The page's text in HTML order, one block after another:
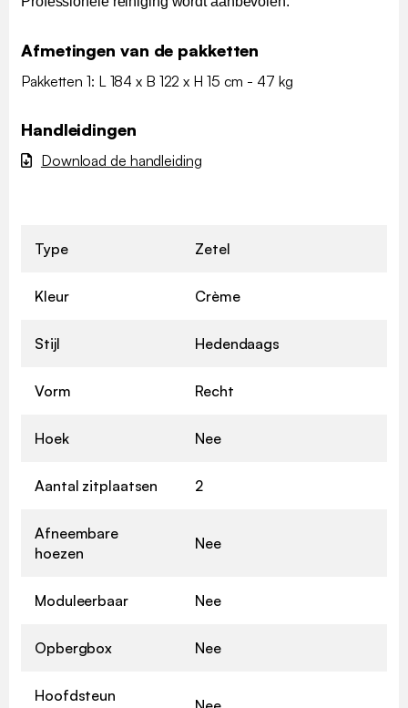
Afmetingen van de pakketten
Pakketten 1: L 184 x B 122 x H 15 cm - 47 kg
Handleidingen
Download de handleiding
Type Zetel
Kleur Crème
Stijl Hedendaags
Vorm Recht
Hoek Nee
Aantal zitplaatsen 2
Afneembare
hoezen
Nee
Moduleerbaar Nee
Opbergbox Nee
Hoofdsteun